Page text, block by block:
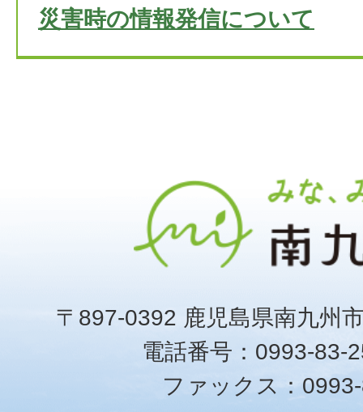
災害時の情報発信について
〒897-0392 鹿児島県南九州
電話番号：0993-83-
ファックス：